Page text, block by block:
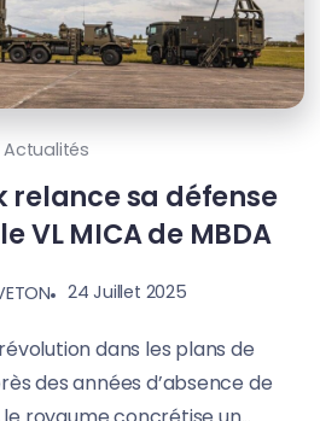
Actualités
relance sa défense
VL MICA de MBDA
24 Juillet 2025
dans les plans de
des années d’absence de